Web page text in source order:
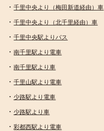
・千里中央より（梅田新道経由）車
・千里中央より（北千里経由）車
・千里中央駅よりバス
・南千里駅より電車
・南千里駅より車
・千里山駅より電車
・ 少路駅より電車
・ 少路駅より車
・彩都西駅より電車